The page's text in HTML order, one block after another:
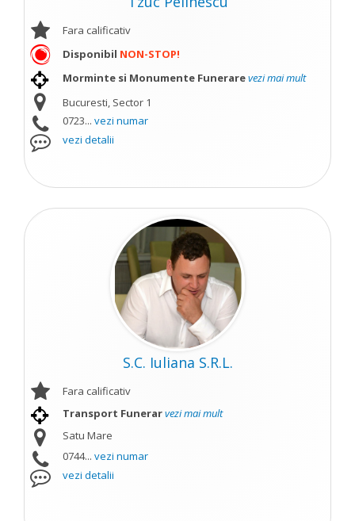
Fara calificativ
Disponibil NON-STOP!
Morminte si Monumente Funerarevezi mai mult
Bucuresti, Sector 1
0723... vezi numar
vezi detalii
S.C. Iuliana S.R.L.
Fara calificativ
Transport Funerarvezi mai mult
Satu Mare
0744... vezi numar
vezi detalii